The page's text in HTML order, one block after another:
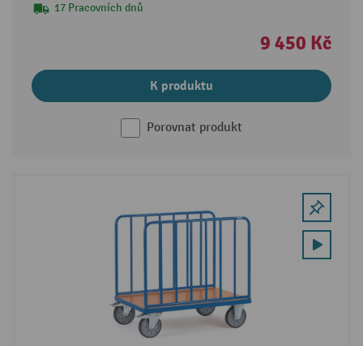
17 Pracovních dnů
9 450 Kč
K produktu
Porovnat produkt